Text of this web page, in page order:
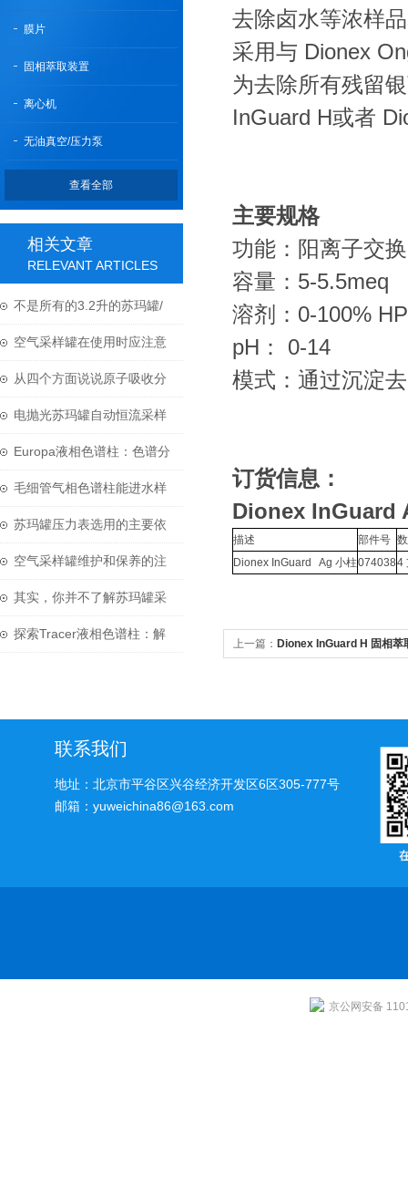
膜片
固相萃取装置
离心机
无油真空/压力泵
查看全部
相关文章
RELEVANT ARTICLES
不是所有的3.2升的苏玛罐/
空气采样罐都是3升的。等等̷̷
什么! ?
空气采样罐在使用时应注意
以下几个方面
从四个方面说说原子吸收分
光光度计的主要功能特性
电抛光苏玛罐自动恒流采样
系统技术介绍
Europa液相色谱柱：色谱分
离的优雅革新
毛细管气相色谱柱能进水样
吗？
苏玛罐压力表选用的主要依
据和原则是什么？
空气采样罐维护和保养的注
意要点有哪些？
其实，你并不了解苏玛罐采
样定时器
探索Tracer液相色谱柱：解
去除卤水等浓样
采用与 Dionex
为去除所有残留
InGuard H或者
主要规格
功能：阳离子交
容量：5-5.5meq
溶剂：0-100%
pH： 0-14
模式：通过沉淀
订货信息：
Dionex InGuard
描述 部件号
Dionex InGuard Ag 小柱0740384
上一篇： Dionex InGuard H 固相萃
联系我们
地址：北京市平谷区兴谷经济开发区6区305-777号
邮箱：yuweichina86@163.com
京公网安备